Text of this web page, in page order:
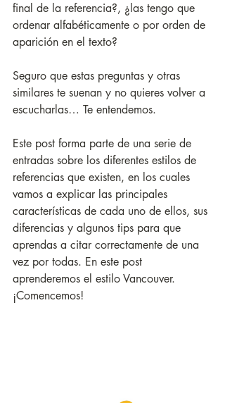
final de la referencia?, ¿las tengo que
ordenar alfabéticamente o por orden de
aparición en el texto?
Seguro que estas preguntas y otras
similares te suenan y no quieres volver a
escucharlas… Te entendemos.
Este post forma parte de una serie de
entradas sobre los diferentes estilos de
referencias que existen, en los cuales
vamos a explicar las principales
características de cada uno de ellos, sus
diferencias y algunos tips para que
aprendas a citar correctamente de una
vez por todas. En este post
aprenderemos el estilo Vancouver.
¡Comencemos!